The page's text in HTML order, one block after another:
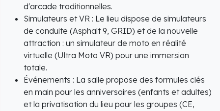
d'arcade traditionnelles.
Simulateurs et VR : Le lieu dispose de simulateurs
de conduite (Asphalt 9, GRID) et de la nouvelle
attraction : un simulateur de moto en réalité
virtuelle (Ultra Moto VR) pour une immersion
totale.
Événements : La salle propose des formules clés
en main pour les anniversaires (enfants et adultes)
et la privatisation du lieu pour les groupes (CE,